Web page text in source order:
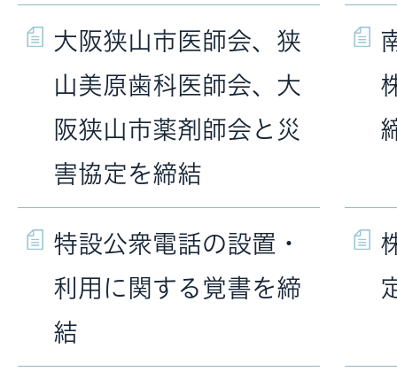
大阪狭山市医師会、狭
山美原歯科医師会、大
阪狭山市薬剤師会と災
害協定を締結
特設公衆電話の設置・
利用に関する覚書を締
結